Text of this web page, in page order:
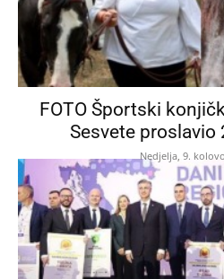
FOTO Športski
Sesvete proslavio
Nedjelja, 9.